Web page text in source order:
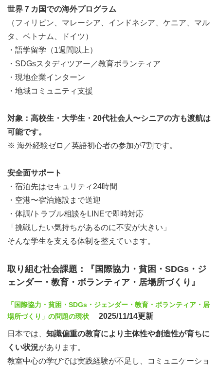
世界７カ国での海外プログラム
（フィリピン、マレーシア、インドネシア、ケニア、マル
タ、ベトナム、ドイツ）
・語学留学（1週間以上）
・SDGsスタディツアー／教育ボランティア
・現地企業インターン
・地域コミュニティ支援
対象：高校生・大学生・20代社会人〜シニアの方も渡航は
可能です。
※ 海外経験ゼロ／英語初心者の参加が7割です。
安全面サポート
・宿泊先はセキュリティ24時間
・空港〜宿泊施設まで送迎
・体調/トラブル相談をLINEで即時対応
「挑戦したい気持ちがあるのに不安が大きい」
そんな学生を支える体制を整えています。
取り組む社会課題：『国際協力・貧困・SDGs・ジ
ェンダー・教育・ボランティア・居場所づくり』
「国際協力・貧困・SDGs・ジェンダー・教育・ボランティア・居
場所づくり」の問題の現状
2025/11/14更新
日本では、 知識偏重の教育により主体性や創造性が育ちに
くい状況があります。
教室中心の学びでは実践経験が不足し、コミュニケーショ